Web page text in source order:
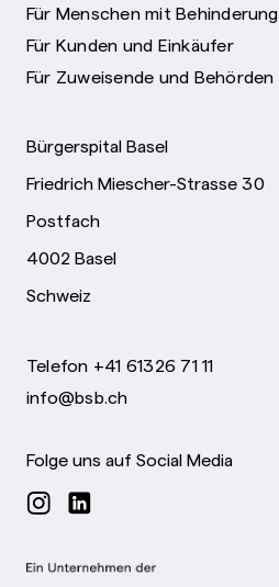
Für Menschen mit Behinderung
Für Kunden und Einkäufer
Für Zuweisende und Behörden
Bürgerspital Basel
Friedrich Miescher-Strasse 30
Postfach
4002 Basel
Schweiz
Telefon +41 61326 71 11
info@bsb.ch
Folge uns auf Social Media